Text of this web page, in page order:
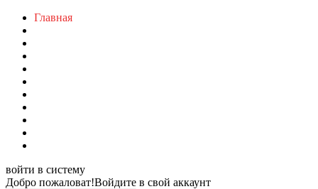
Главная
войти в систему
Добро пожаловат!Войдите в свой аккаунт